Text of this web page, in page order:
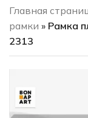
Главная
рамки » Рамка
2313